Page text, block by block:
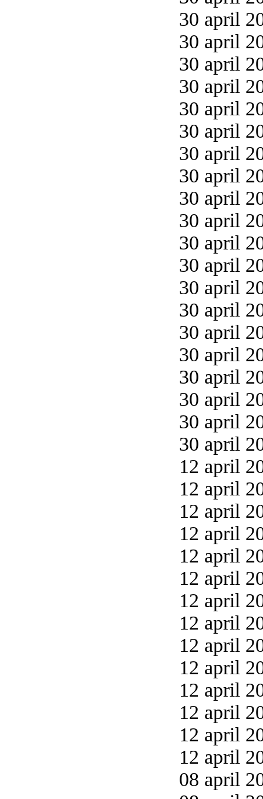
30 april
30 april
30 april
30 april
30 april
30 april
30 april
30 april
30 april
30 april
30 april
30 april
30 april
30 april
30 april
30 april
30 april
30 april
30 april
30 april
12 april
12 april
12 april
12 april
12 april
12 april
12 april
12 april
12 april
12 april
12 april
12 april
12 april
12 april
08 april